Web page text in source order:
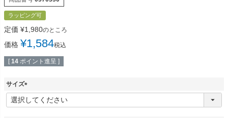
ラッピング可
定価 ¥1,980のところ
価格 ¥1,584税込
[ 14 ポイント進呈 ]
サイズ
(
必